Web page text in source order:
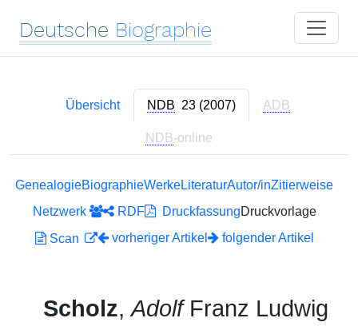
Deutsche Biographie
Übersicht NDB 23 (2007) ADB
NDB-online
GenealogieBiographieWerkeLiteraturAutor/inZitierweise
Netzwerk
RDF DruckfassungDruckvorlage
Scan
vorheriger Artikel folgender Artikel
Scholz,AdolfFranz Ludwig